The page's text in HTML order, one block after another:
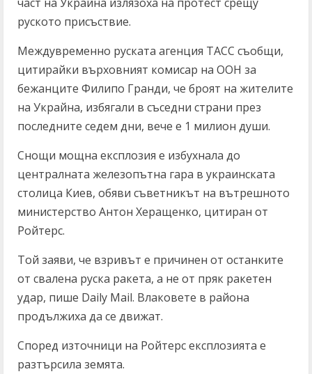
руското присъствие.
Междувременно руската агенция ТАСС съобщи,
цитирайки върховният комисар на ООН за
бежанците Филипо Гранди, че броят на жителите
на Украйна, избягали в съседни страни през
последните седем дни, вече е 1 милион души.
Снощи мощна експлозия е избухнала до
централната железопътна гара в украинската
столица Киев, обяви съветникът на вътрешното
министерство Антон Херащенко, цитиран от
Ройтерс.
Той заяви, че взривът е причинен от останките
от свалена руска ракета, а не от пряк ракетен
удар, пише Daily Mail. Влаковете в района
продължиха да се движат.
Според източници на Ройтерс експлозията е
разтърсила земята.